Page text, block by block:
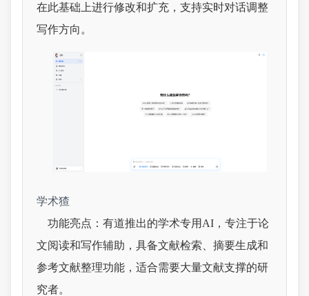
在此基础上进行修改和扩充，支持实时对话调整
写作方向。
学术猹
功能亮点：有道推出的学术专用AI，专注于论
文阅读和写作辅助，具备文献检索、摘要生成和
参考文献整理功能，适合需要大量文献支撑的研
究者。